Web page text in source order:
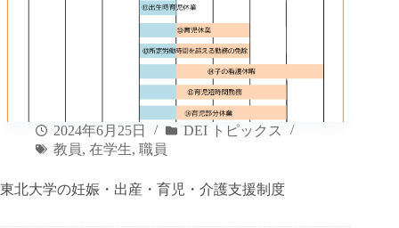
2024年6月25日
DEI トピックス
教員, 在学生, 職員
東北大学の妊娠・出産・育児・介護支援制度